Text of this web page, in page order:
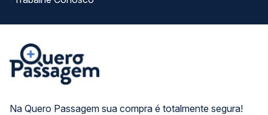
Na Quero Passagem sua compra é totalmente segura!